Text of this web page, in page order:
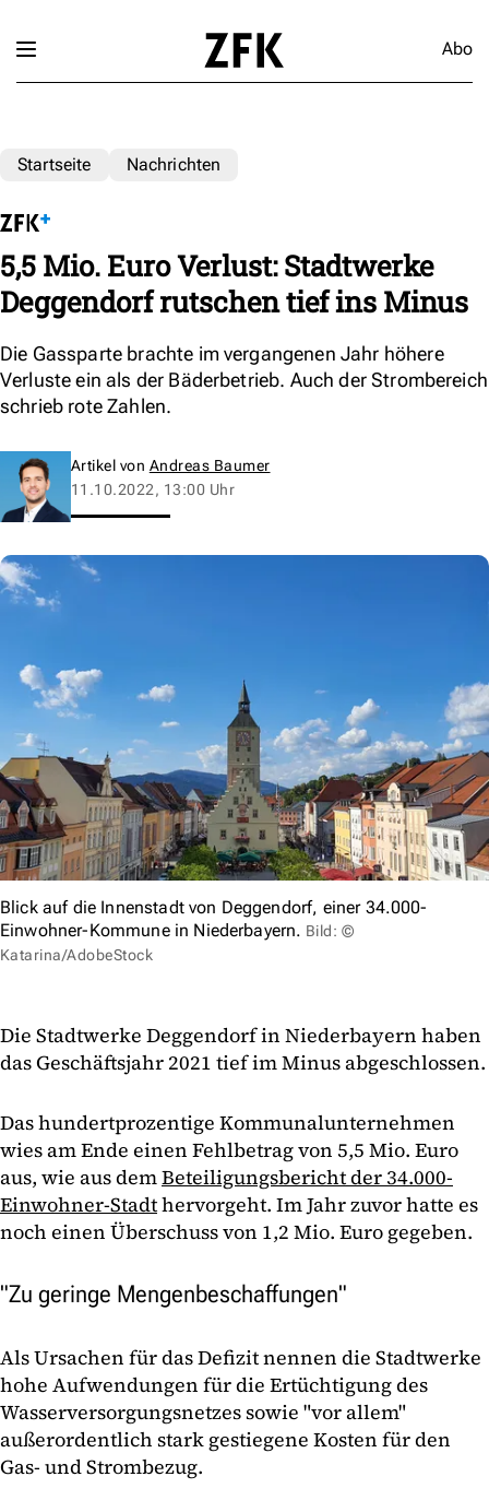
Abo
Startseite Nachrichten
5,5 Mio. Euro Verlust: Stadtwerke
Deggendorf rutschen tief ins Minus
Die Gassparte brachte im vergangenen Jahr höhere
Verluste ein als der Bäderbetrieb. Auch der Strombereich
schrieb rote Zahlen.
Artikel von Andreas Baumer
11.10.2022, 13:00 Uhr
Blick auf die Innenstadt von Deggendorf, einer 34.000-
Einwohner-Kommune in Niederbayern. Bild: ©
Katarina/AdobeStock
Die Stadtwerke Deggendorf in Niederbayern haben
das Geschäftsjahr 2021 tief im Minus abgeschlossen.
Das hundertprozentige Kommunalunternehmen
wies am Ende einen Fehlbetrag von 5,5 Mio. Euro
aus, wie aus demBeteiligungsbericht der 34.000-
Einwohner-Stadthervorgeht. Im Jahr zuvor hatte es
noch einen Überschuss von 1,2 Mio. Euro gegeben.
"Zu geringe Mengenbeschaffungen"
Als Ursachen für das Defizit nennen die Stadtwerke
hohe Aufwendungen für die Ertüchtigung des
Wasserversorgungsnetzes sowie "vor allem"
außerordentlich stark gestiegene Kosten für den
Gas- und Strombezug.